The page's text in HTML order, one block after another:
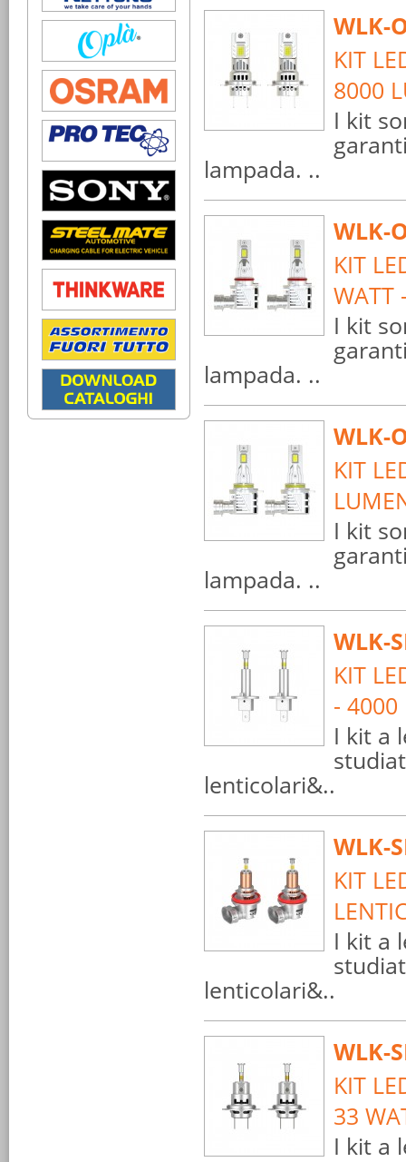
WLK-
KIT
8000
I kit
lampada. ..
WLK-
KIT
WATT
I kit
lampada. ..
WLK-
KIT
I kit
lampada. ..
WLK-
KIT
- 4000
I kit a
lenticolari&..
WLK-
KIT
I kit a
lenticolari&..
WLK-
KIT
33
I kit a